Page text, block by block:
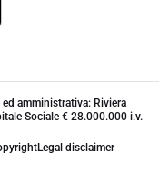
amministrativa: Riviera
Sociale € 28.000.000 i.v.
Legal disclaimer